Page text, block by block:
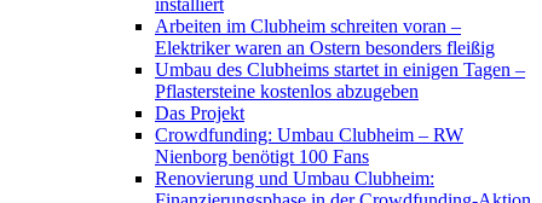
installiert
Arbeiten im Clubheim schreiten voran –
Elektriker waren an Ostern besonders fleißig
Umbau des Clubheims startet in einigen Tagen –
Pflastersteine kostenlos abzugeben
Das Projekt
Crowdfunding: Umbau Clubheim – RW
Nienborg benötigt 100 Fans
Renovierung und Umbau Clubheim: